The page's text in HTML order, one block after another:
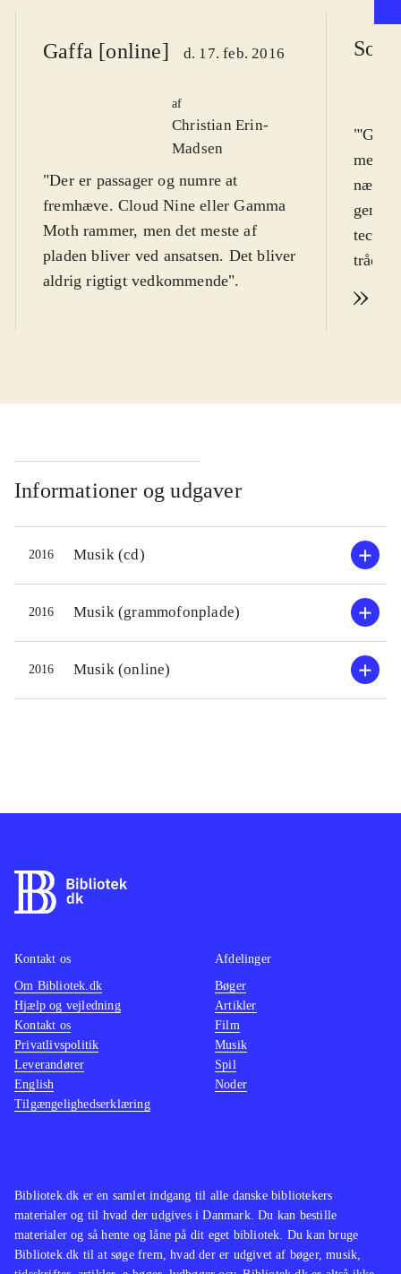
Gaffa [online] d. 17. feb. 2016
af
Christian Erin-
Madsen
"Der er passager og numre at
fremhæve. Cloud Nine eller Gamma
Moth rammer, men det meste af
pladen bliver ved ansatsen. Det bliver
aldrig rigtigt vedkommende".
men
tråd,
Informationer og udgaver
2016 Musik (cd)
2016 Musik (grammofonplade)
2016 Musik (online)
Bibliotek.dk er en samlet indgang til alle danske bibliotekers
materialer og til hvad der udgives i Danmark. Du kan bestille
materialer og så hente og låne på dit eget bibliotek. Du kan bruge
Bibliotek.dk til at søge frem, hvad der er udgivet af bøger, musik,
Kontakt os
Om Bibliotek.dk
Hjælp og vejledning
Kontakt os
Privatlivspolitik
Leverandører
English
Tilgængelighedserklæring
Afdelinger
Bøger
Artikler
Film
Musik
Spil
Noder